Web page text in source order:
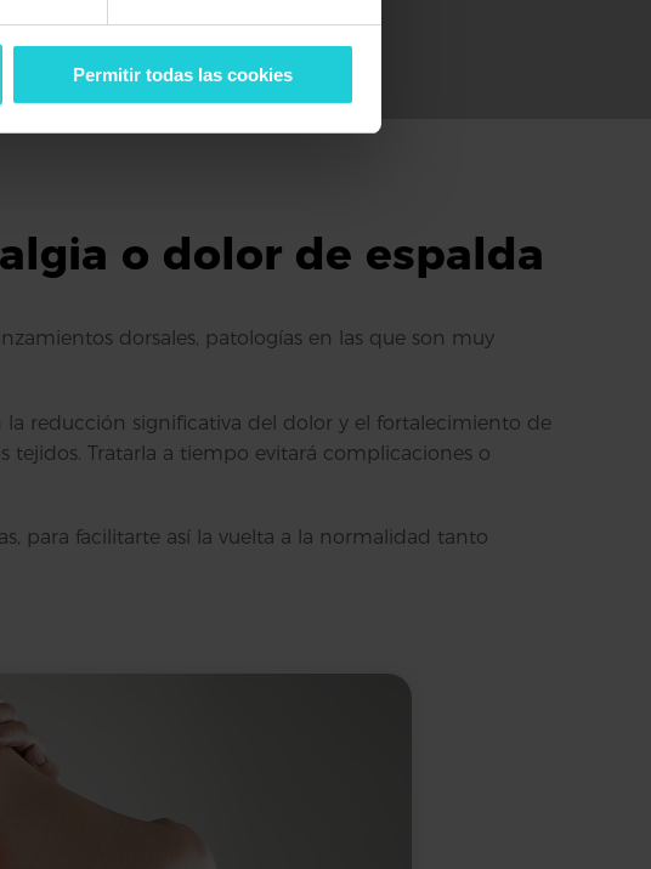
Permitir todas las cookies
o dolor de espalda
dorsales, patologías en las que son muy
la reducción significativa del dolor y el fortalecimiento de
Tratarla a tiempo evitará complicaciones o
para facilitarte así la vuelta a la normalidad tanto